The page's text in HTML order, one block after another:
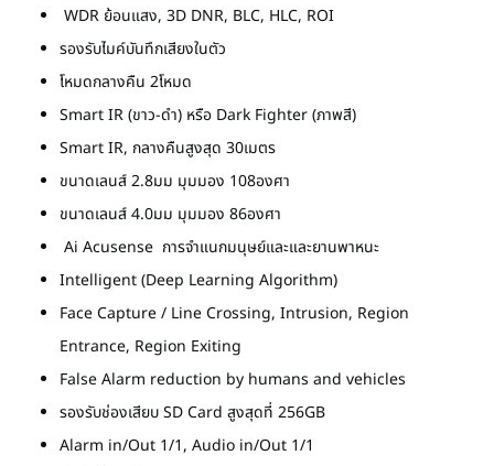
WDR ย้อนแสง, 3D DNR, BLC, HLC, ROI
รองรับไมค์บันทึกเสียงในตัว
โหมดกลางคืน 2โหมด
Smart IR (ขาว-ดำ) หรือ Dark Fighter (ภาพสี)
Smart IR, กลางคืนสูงสุด 30เมตร
ขนาดเลนส์ 2.8มม มุมมอง 108องศา
ขนาดเลนส์ 4.0มม มุมมอง 86องศา
Ai Acusense การจำแนกมนุษย์และและยานพาหนะ
Intelligent (Deep Learning Algorithm)
Face Capture / Line Crossing, Intrusion, Region
Entrance, Region Exiting
False Alarm reduction by humans and vehicles
รองรับช่องเสียบ SD Card สูงสุดที่ 256GB
Alarm in/Out 1/1, Audio in/Out 1/1